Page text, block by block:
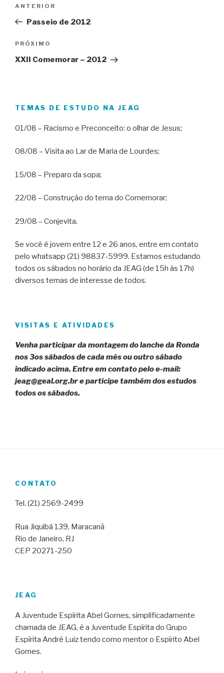
Post
Post
anterior
ANTERIOR
Passeio de 2012
Próximo
post
PRÓXIMO
XXII Comemorar – 2012
TEMAS DE ESTUDO NA JEAG
01/08 – Racismo e Preconceito: o olhar de Jesus;
08/08 – Visita ao Lar de Maria de Lourdes;
15/08 – Preparo da sopa;
22/08 – Construção do tema do Comemorar;
29/08 – Conjevita.
Se você é jovem entre 12 e 26 anos, entre em contato
pelo whatsapp (21) 98837-5999. Estamos estudando
todos os sábados no horário da JEAG (de 15h às 17h)
diversos temas de interesse de todos.
VISITAS E ATIVIDADES
Venha participar da montagem do lanche da Ronda
nos 3os sábados de cada mês ou outro sábado
indicado acima. Entre em contato pelo e-mail:
jeag@geal.org.br e participe também dos estudos
todos os sábados.
CONTATO
Tel. (21) 2569-2499
Rua Jiquibá 139, Maracanã
Rio de Janeiro, RJ
CEP 20271-250
JEAG
A Juventude Espírita Abel Gomes, simplificadamente
chamada de JEAG, é a Juventude Espírita do Grupo
Espírita André Luiz tendo como mentor o Espírito Abel
Gomes.